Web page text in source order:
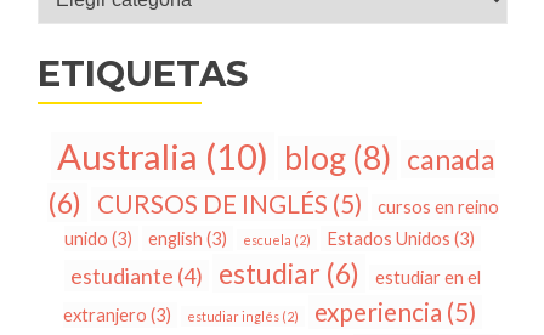
ETIQUETAS
Australia (10) blog(8) canada
(6)
CURSOS DE INGLÉS (5)
cursos en reino
unido (3) english (3) escuela (2) Estados Unidos (3)
estudiante (4) estudiar (6)
estudiar en el
extranjero (3) estudiar inglés (2) experiencia (5)